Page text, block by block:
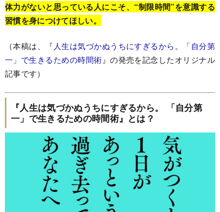
体力がないと思っている人にこそ、“制限時間”を意識する
習慣を身につけてほしい。
（本稿は、『人生は気づかぬうちにすぎるから。「自分第
一」で生きるための時間術』の発売を記念したオリジナル
記事です）
『人生は気づかぬうちにすぎるから。 「自分第
一」で生きるための時間術』とは？